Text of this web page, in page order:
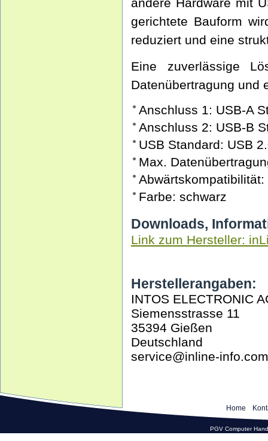
gerichtete Bauform
reduziert und eine
Eine zuverlässige
Datenübertragung und
Anschluss 1: USB-A
Anschluss 2: USB-B
USB Standard: USB
Max.
Farbe: schwarz
Downloads,
Link zum Hersteller:
Herstellerangaben:
INTOS ELECTRONIC
Siemensstrasse 11
35394 Gießen
Deutschland
service@inline-info.com
Home
PGV Computer